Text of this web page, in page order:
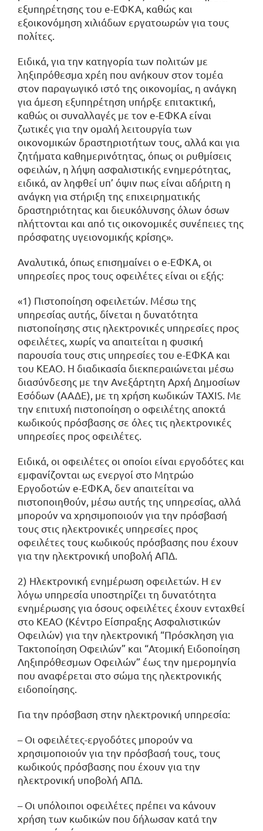
εξυπηρέτησης του e-ΕΦΚΑ, καθώς και
εξοικονόμηση χιλιάδων εργατοωρών για τους
πολίτες.
Ειδικά, για την κατηγορία των πολιτών με
ληξιπρόθεσμα χρέη που ανήκουν στον τομέα
στον παραγωγικό ιστό της οικονομίας, η ανάγκη
για άμεση εξυπηρέτηση υπήρξε επιτακτική,
καθώς οι συναλλαγές με τον e-ΕΦΚΑ είναι
ζωτικές για την ομαλή λειτουργία των
οικονομικών δραστηριοτήτων τους, αλλά και για
ζητήματα καθημερινότητας, όπως οι ρυθμίσεις
οφειλών, η λήψη ασφαλιστικής ενημερότητας,
ειδικά, αν ληφθεί υπ’ όψιν πως είναι αδήριτη η
ανάγκη για στήριξη της επιχειρηματικής
δραστηριότητας και διευκόλυνσης όλων όσων
πλήττονται και από τις οικονομικές συνέπειες της
πρόσφατης υγειονομικής κρίσης».
Αναλυτικά, όπως επισημαίνει ο e-ΕΦΚΑ, οι
υπηρεσίες προς τους οφειλέτες είναι οι εξής:
«1) Πιστοποίηση οφειλετών. Μέσω της
υπηρεσίας αυτής, δίνεται η δυνατότητα
πιστοποίησης στις ηλεκτρονικές υπηρεσίες προς
οφειλέτες, χωρίς να απαιτείται η φυσική
παρουσία τους στις υπηρεσίες του e-ΕΦΚΑ και
του ΚΕΑΟ. Η διαδικασία διεκπεραιώνεται μέσω
διασύνδεσης με την Ανεξάρτητη Αρχή Δημοσίων
Εσόδων (ΑΑΔΕ), με τη χρήση κωδικών TAXIS. Με
την επιτυχή πιστοποίηση ο οφειλέτης αποκτά
κωδικούς πρόσβασης σε όλες τις ηλεκτρονικές
υπηρεσίες προς οφειλέτες.
Ειδικά, οι οφειλέτες οι οποίοι είναι εργοδότες και
εμφανίζονται ως ενεργοί στο Μητρώο
Εργοδοτών e-ΕΦΚΑ, δεν απαιτείται να
πιστοποιηθούν, μέσω αυτής της υπηρεσίας, αλλά
μπορούν να χρησιμοποιούν για την πρόσβασή
τους στις ηλεκτρονικές υπηρεσίες προς
οφειλέτες τους κωδικούς πρόσβασης που έχουν
για την ηλεκτρονική υποβολή ΑΠΔ.
2) Ηλεκτρονική ενημέρωση οφειλετών. Η εν
λόγω υπηρεσία υποστηρίζει τη δυνατότητα
ενημέρωσης για όσους οφειλέτες έχουν ενταχθεί
στο ΚΕΑΟ (Κέντρο Είσπραξης Ασφαλιστικών
Οφειλών) για την ηλεκτρονική “Πρόσκληση για
Τακτοποίηση Οφειλών” και “Ατομική Ειδοποίηση
Ληξιπρόθεσμων Οφειλών” έως την ημερομηνία
που αναφέρεται στο σώμα της ηλεκτρονικής
ειδοποίησης.
Για την πρόσβαση στην ηλεκτρονική υπηρεσία:
– Οι οφειλέτες-εργοδότες μπορούν να
χρησιμοποιούν για την πρόσβασή τους, τους
κωδικούς πρόσβασης που έχουν για την
ηλεκτρονική υποβολή ΑΠΔ.
– Οι υπόλοιποι οφειλέτες πρέπει να κάνουν
χρήση των κωδικών που δήλωσαν κατά την